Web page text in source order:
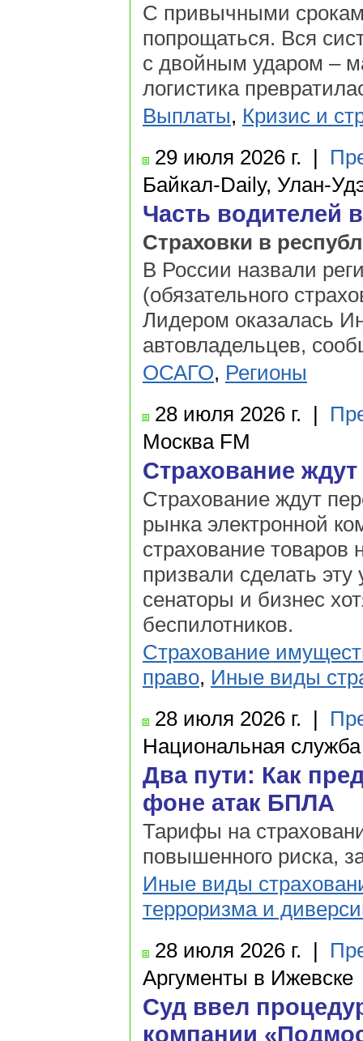
С привычными
попрощаться. Вся
с двойным ударом –
логистика
Выплаты, Кризис и
29 июля 2026 г. |
Байкал-Daily, Улан-
Часть водителей
Страховки в
В России назвали
(обязательного
Лидером оказалась
автовладельцев,
ОСАГО, Регионы
28 июля 2026 г. |
Москва FM
Страхование
Страхование ждут
рынка электронной
страхование
призвали сделать
сенаторы и бизнес
беспилотников.
Страхование
право, Иные виды
28 июля 2026 г. |
Национальная
Два пути: Как
фоне атак БПЛА
Тарифы на
повышенного риска,
Иные виды
терроризма и
28 июля 2026 г. |
Аргументы в Ижевске
Суд ввел
компании